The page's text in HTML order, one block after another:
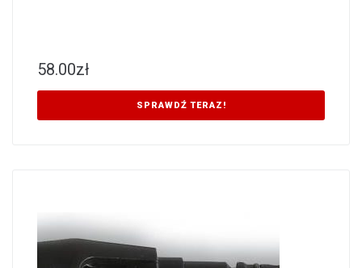
58.00zł
SPRAWDŹ TERAZ!